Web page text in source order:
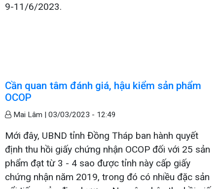
9-11/6/2023.
Cần quan tâm đánh giá, hậu kiểm sản phẩm
OCOP
Mai Lâm | 03/03/2023 - 12:49
Mới đây, UBND tỉnh Đồng Tháp ban hành quyết
định thu hồi giấy chứng nhận OCOP đối với 25 sản
phẩm đạt từ 3 - 4 sao được tỉnh này cấp giấy
chứng nhận năm 2019, trong đó có nhiều đặc sản